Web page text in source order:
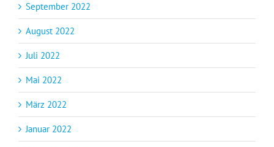
September 2022
August 2022
Juli 2022
Mai 2022
März 2022
Januar 2022